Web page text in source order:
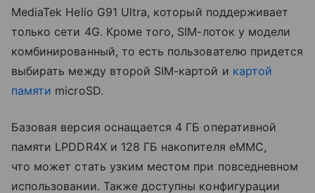
MediaTek Helio G91 Ultra, который поддерживает
только сети 4G. Кроме того, SIM-лоток у модели
комбинированный, то есть пользователю придется
выбирать между второй SIM-картой и картой
памяти microSD.
Базовая версия оснащается 4 ГБ оперативной
памяти LPDDR4X и 128 ГБ накопителя eMMC,
что может стать узким местом при повседневном
использовании. Также доступны конфигурации